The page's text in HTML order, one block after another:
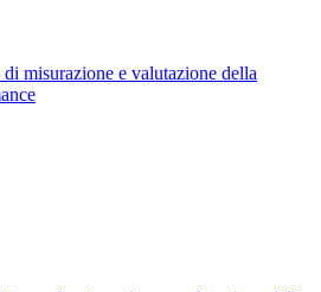
di misurazione e valutazione della